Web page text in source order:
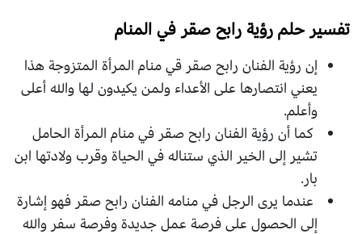
تفسير حلم رؤية رابح صقر في المنام
إن رؤية الفنان رابح صقر قي منام المرأة المتزوجة هذا
يعني انتصارها على الأعداء ولمن يكيدون لها والله أعلى
وأعلم.
كما أن رؤية الفنان رابح صقر في منام المرأة الحامل
تشير إلى الخير الذي ستناله في الحياة وقرب ولادتها ابن
بار.
عندما يرى الرجل في منامه الفنان رابح صقر فهو إشارة
إلى الحصول على فرصة عمل جديدة وفرصة سفر والله